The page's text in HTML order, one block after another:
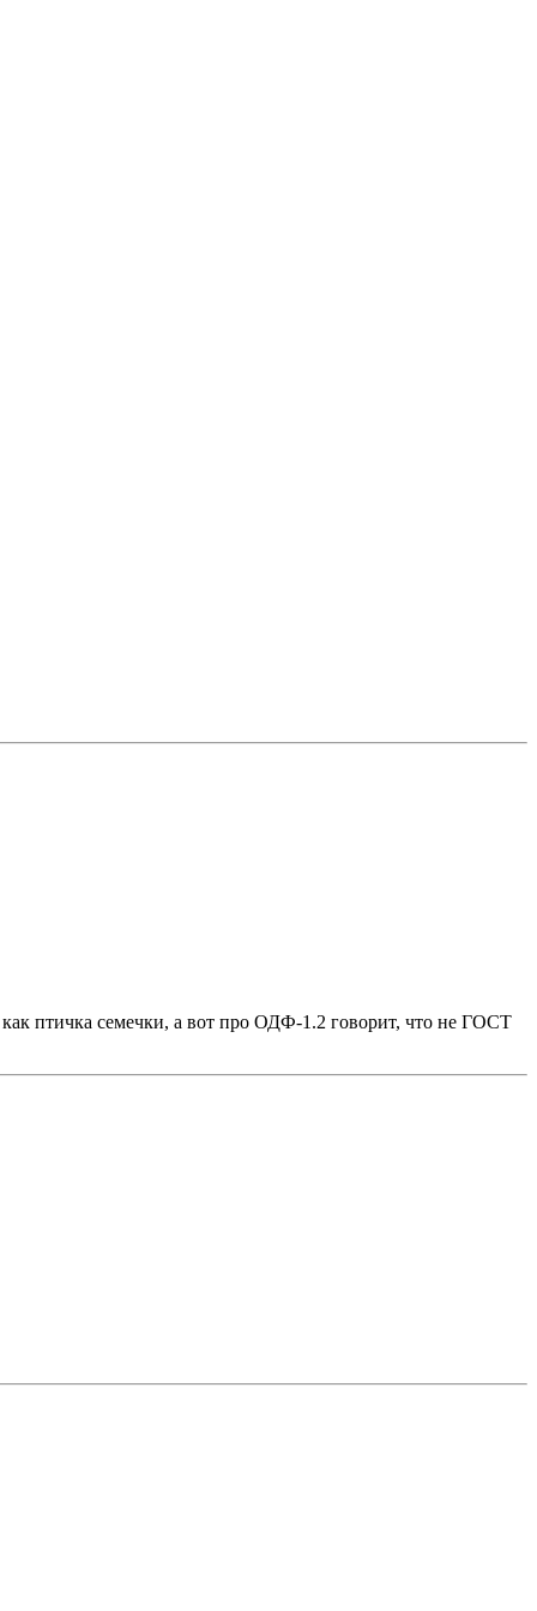
как птичка семечки, а вот про ОДФ-1.2 говорит, что не ГОСТ